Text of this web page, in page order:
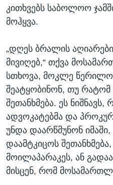
კითხვებს საბოლოო
მოჰყვა.
„დღეს ბრალის
მივიღებ,“ თქვა
სთხოვა, მოკლე
შეატყობინონ, თუ რატომ
შეთანხმება. ეს ნიშნავს,
ადვოკატებმა და
უნდა დაარწმუნონ
დაამტკიცოს
მოილაპარაკეს, ან
მისცენ, რომ